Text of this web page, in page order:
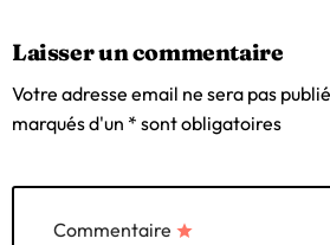
Laisser un commentaire
Votre adresse email ne sera pas
marqués d'un * sont obligatoires
Commentaire star